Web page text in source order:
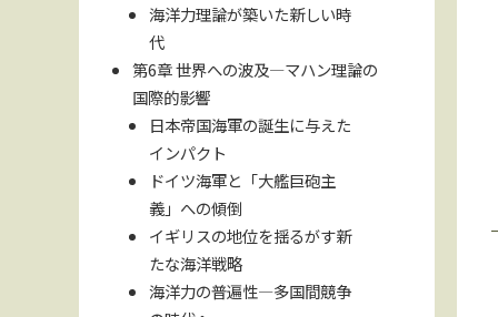
海洋力理論が築いた新しい時
代
第6章 世界への波及—マハン理論の
国際的影響
日本帝国海軍の誕生に与えた
インパクト
ドイツ海軍と「大艦巨砲主
義」への傾倒
イギリスの地位を揺るがす新
たな海洋戦略
海洋力の普遍性—多国間競争